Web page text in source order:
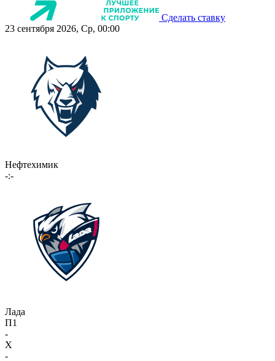
Сделать ставку
23 сентября 2026, Ср, 00:00
Нефтехимик
-:-
Лада
П1
-
X
-